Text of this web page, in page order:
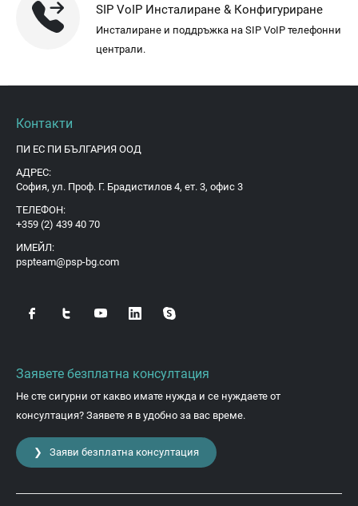
SIP VoIP Инсталиране & Конфигуриране
Инсталиране и поддръжка на SIP VoIP телефонни
централи.
Контакти
ПИ ЕС ПИ БЪЛГАРИЯ ООД
АДРЕС:
София, ул. Проф. Г. Брадистилов 4, ет. 3, офис 3
ТЕЛЕФОН:
+359 (2) 439 40 70
ИМЕЙЛ:
pspteam@psp-bg.com
Заявете безплатна консултация
Не сте сигурни от какво имате нужда и се нуждаете от
консултация? Заявете я в удобно за вас време.
❯ Заяви безплатна консултация